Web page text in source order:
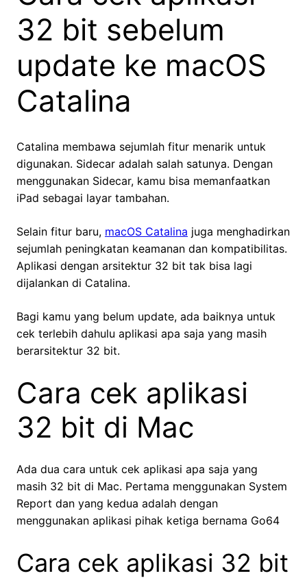
32 bit sebelum
update ke macOS
Catalina
Catalina membawa sejumlah fitur menarik untuk
digunakan. Sidecar adalah salah satunya. Dengan
menggunakan Sidecar, kamu bisa memanfaatkan
iPad sebagai layar tambahan.
Selain fitur baru, macOS Catalina juga menghadirkan
sejumlah peningkatan keamanan dan kompatibilitas.
Aplikasi dengan arsitektur 32 bit tak bisa lagi
dijalankan di Catalina.
Bagi kamu yang belum update, ada baiknya untuk
cek terlebih dahulu aplikasi apa saja yang masih
berarsitektur 32 bit.
Cara cek aplikasi
32 bit di Mac
Ada dua cara untuk cek aplikasi apa saja yang
masih 32 bit di Mac. Pertama menggunakan System
Report dan yang kedua adalah dengan
menggunakan aplikasi pihak ketiga bernama Go64
Cara cek aplikasi 32 bit